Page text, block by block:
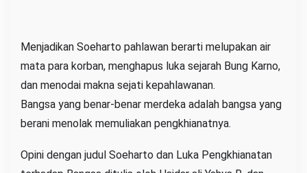
Menjadikan Soeharto pahlawan berarti melupakan air
mata para korban, menghapus luka sejarah Bung Karno,
dan menodai makna sejati kepahlawanan.
Bangsa yang benar-benar merdeka adalah bangsa yang
berani menolak memuliakan pengkhianatnya.
Opini dengan judul Soeharto dan Luka Pengkhianatan